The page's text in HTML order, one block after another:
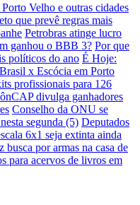
Velho e outras cidades
que prevê regras mais
Petrobras atinge lucro
ganhou o BBB 3? Por que
políticos do ano É Hoje:
x Escócia em Porto
profissionais para 126
divulga ganhadores
Conselho da ONU se
segunda (5) Deputados
6x1 seja extinta ainda
por armas na casa de
para acervos de livros em